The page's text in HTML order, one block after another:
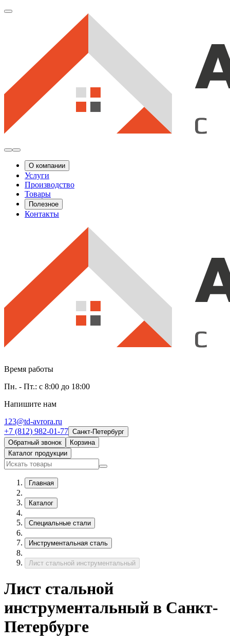
О компании
Услуги
Производство
Товары
Полезное
Контакты
Время работы
Пн. - Пт.: с 8:00 до 18:00
Напишите нам
123@td-avrora.ru
+7 (812) 982-01-77 Санкт-Петербург
Обратный звонок
Корзина
Каталог продукции
Главная
Каталог
Специальные стали
Инструментальная сталь
Лист стальной инструментальный
Лист стальной
инструментальный в Санкт-
Петербурге